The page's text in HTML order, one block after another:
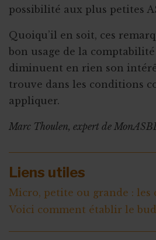
possibilité aux plus petites
Quoiqu’il en soit, ces
bon usage de la
diminuent en rien son
trouve dans les conditions
appliquer.
Marc Thoulen, expert de
Liens utiles
Micro, petite ou grande : les
Voici comment établir le